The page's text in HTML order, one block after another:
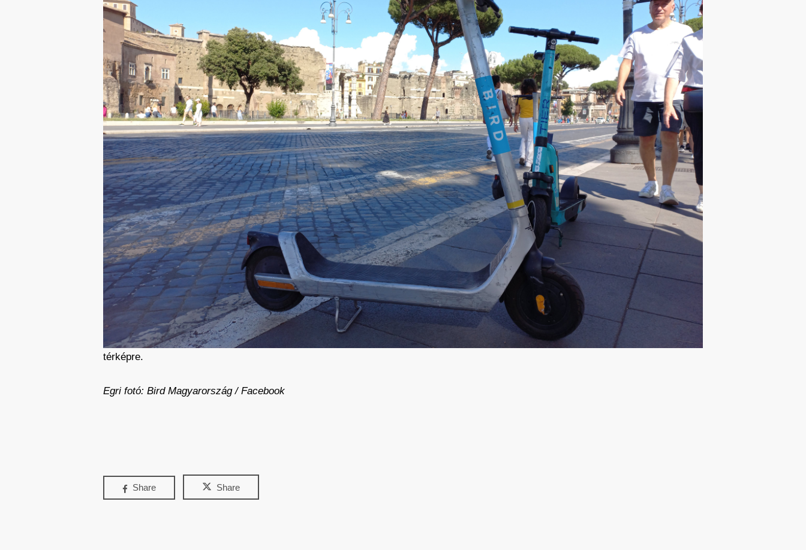
egy kiváló alternatívát a rollerek, mert elektromosok, kicsik, könnyen kezelhetőek és viszonylag olcsóak, ergo széles rétegnek
kínálnak valódi alternatívát az autózás helyett.
Távol álljon tőlünk, hogy dicsérjük Eger jelenlegi vezetését, de az elvitathatatlan, hogy legalább a közösségi közlekedés terén
tettek valamit. Az ingyenes buszbérlet mellé érkező rollermegosztó szolgáltatás már-már olyan, mintha egy városi stratégia
része lenne, valami olyasmié, amit immár 3,5 éve hiányolunk. Mint minden esetben, a döntések itt is vitathatóak, de legalább
kirajzolódni látszik egy irány, ami máris előre mutatóbb annál a teljesítménynél, amit az eddig eltelt majd’ 4 év alatt láttunk.
Hogy szükség van a rollermegosztókra, aligha kétséges. Ami a fő kérdés, hogy mennyire tudjuk keretek között tartani a
szolgáltatást! Ezzel kapcsolatban Egerben egyelőre bizakodóak vagyunk.
A szolgáltatásalkalmazásábanmár láthatóak az egri zónák. Temetőinkbe, a Várba és a Szépasszony-völgy patkó részébe egyáltalán
nem lehet behajtani, ami üdvözölendő hír. A történelmi városmagban, Érsekkertben és a Szépasszony-völgy patkó előtti részében
parkolási tilalom van, ami azt jelenti, hogy csak a kijelölt részeken tehetjük le a járgányokat, ami szintén nagyon üdvözölendő hír és
egyben a rend fenntartásának talán legfontosabb eszköze. Ilyen parkolóból van a Völgy bejáratánál kettő, a Széchenyi István utcán
(3db), a Dobó téren (3db), a Gárdonyi téren egy, az Érsekkertben kettő. Elsőre fura, hogy például a Dobó utca már nem parkolási
tilalmas rész, így itt bárhol lerakhatjuk a rollert, ami azért is nagy veszély, mert a Várba meg ugye nem lehet behajtani, szóval
valószínűleg sokan élni is fognak az eldobálással. Ez még lehet finomításra szorul idővel. A város többi részén nincsenek
korlátozások, a rendszer így valószínűleg itt okozza majd a legtöbb kellemetlenséget, amit idővel akár a parkolási tilalmas zónák
kiterjesztésével is orvosolhatunk. A rollerekkel a Bervától a Déli Ipari Parkig a város egésze lefedett, sőt, még Kistálya is rákerült a
térképre.
Egri fotó: Bird Magyarország / Facebook
Share Share